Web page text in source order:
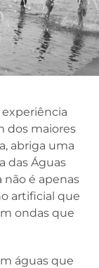
dos maiores
abriga uma
das Águas
não é apenas
artificial que
ondas que
águas que